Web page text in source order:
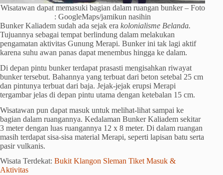
Wisatawan dapat memasuki bagian dalam ruangan bunker – Foto
: GoogleMaps/jamikun nasihin
Bunker Kaliadem sudah ada sejak era kolonialisme Belanda.
Tujuannya sebagai tempat berlindung dalam melakukan
pengamatan aktivitas Gunung Merapi. Bunker ini tak lagi aktif
karena suhu awan panas dapat menembus hingga ke dalam.
Di depan pintu bunker terdapat prasasti mengisahkan riwayat
bunker tersebut. Bahannya yang terbuat dari beton setebal 25 cm
dan pintunya terbuat dari baja. Jejak-jejak erupsi Merapi
tergambar jelas di depan pintu utama dengan ketebalan 15 cm.
Wisatawan pun dapat masuk untuk melihat-lihat sampai ke
bagian dalam ruangannya. Kedalaman Bunker Kaliadem sekitar
3 meter dengan luas ruangannya 12 x 8 meter. Di dalam ruangan
masih terdapat sisa-sisa material Merapi, seperti lapisan batu serta
pasir vulkanis.
Wisata Terdekat: Bukit Klangon Sleman Tiket Masuk &
Aktivitas